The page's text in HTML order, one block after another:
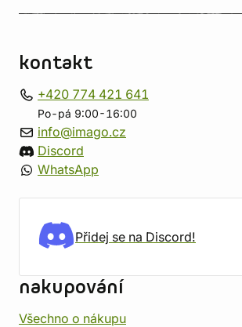
kontakt
+420 774 421 641
Po-pá 9:00-16:00
info@imago.cz
Discord
WhatsApp
Přidej se na Discord!
nakupování
Všechno o nákupu